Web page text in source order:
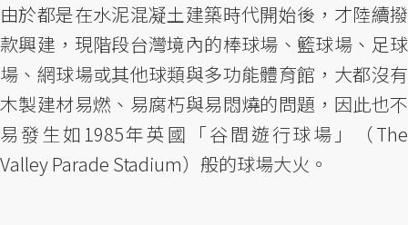
由於都是在水泥混凝土建築時代開始後，才陸續撥
款興建，現階段台灣境內的棒球場、籃球場、足球
場、網球場或其他球類與多功能體育館，大都沒有
木製建材易燃、易腐朽與易悶燒的問題，因此也不
易發生如1985年英國「谷間遊行球場」（The
Valley Parade Stadium）般的球場大火。